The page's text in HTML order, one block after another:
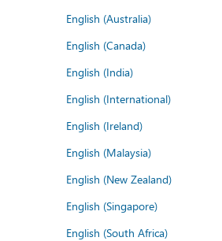
English (Australia)
English (Canada)
English (India)
English (International)
English (Ireland)
English (Malaysia)
English (New Zealand)
English (Singapore)
English (South Africa)